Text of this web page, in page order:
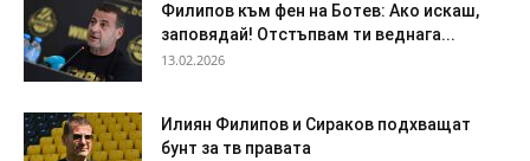
Филипов към фен на Ботев: Ако искаш,
заповядай! Отстъпвам ти веднага...
13.02.2026
Илиян Филипов и Сираков подхващат
бунт за тв правата